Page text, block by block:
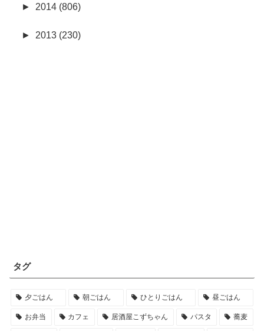
► 2014 (806)
► 2013 (230)
タグ
夕ごはん 朝ごはん ひとりごはん 昼ごはん
お弁当 カフェ 居酒屋こずちゃん パスタ 蕎麦